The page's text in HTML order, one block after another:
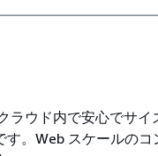
ラウド内で安心でサイ
。Web スケールのコ